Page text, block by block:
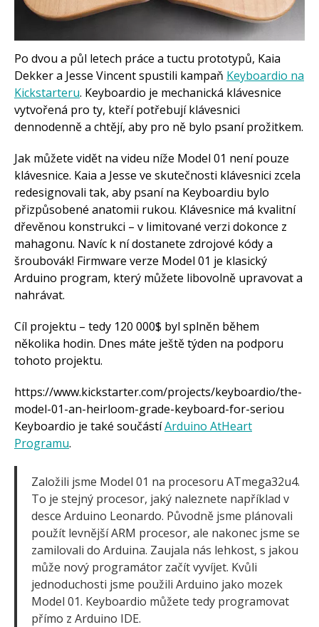
Arduino roboti
Tinylab
Makeblock
Micro:bit
Videa
Koupit
Po dvou a půl letech práce a tuctu prototypů, Kaia
Dekker a Jesse Vincent spustili kampaň Keyboardio na
Kickstarteru. Keyboardio je mechanická klávesnice
vytvořená pro ty, kteří potřebují klávesnici
dennodenně a chtějí, aby pro ně bylo psaní prožitkem.
Jak můžete vidět na videu níže Model 01 není pouze
klávesnice. Kaia a Jesse ve skutečnosti klávesnici zcela
redesignovali tak, aby psaní na Keyboardiu bylo
přizpůsobené anatomii rukou. Klávesnice má kvalitní
dřevěnou konstrukci – v limitované verzi dokonce z
mahagonu. Navíc k ní dostanete zdrojové kódy a
šroubovák! Firmware verze Model 01 je klasický
Arduino program, který můžete libovolně upravovat a
nahrávat.
Cíl projektu – tedy 120 000$ byl splněn během
několika hodin. Dnes máte ještě týden na podporu
tohoto projektu.
https://www.kickstarter.com/projects/keyboardio/the-
model-01-an-heirloom-grade-keyboard-for-seriou
Keyboardio je také součástíArduino AtHeart
Programu.
Založili jsme Model 01 na procesoru ATmega32u4.
To je stejný procesor, jaký naleznete například v
desce Arduino Leonardo. Původně jsme plánovali
použít levnější ARM procesor, ale nakonec jsme se
zamilovali do Arduina. Zaujala nás lehkost, s jakou
může nový programátor začít vyvíjet. Kvůli
jednoduchosti jsme použili Arduino jako mozek
Model 01. Keyboardio můžete tedy programovat
přímo z Arduino IDE.